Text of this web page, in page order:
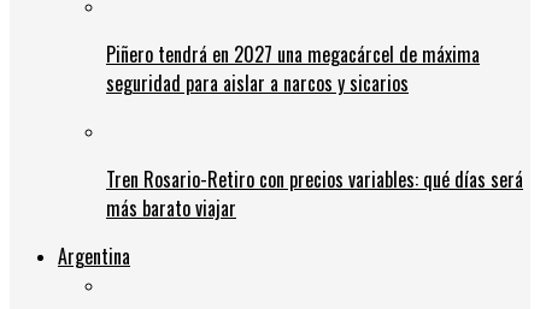
Piñero tendrá en 2027 una megacárcel de máxima
seguridad para aislar a narcos y sicarios
Tren Rosario-Retiro con precios variables: qué días será
más barato viajar
Argentina